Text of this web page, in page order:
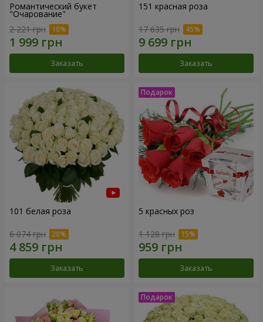
Романтический букет
"Очарование"
2 221 грн
Заказать
151 красная роза
17 635 грн
Заказать
101 белая роза
6 074 грн
Заказать
5 красных роз
1 128 грн
Заказать